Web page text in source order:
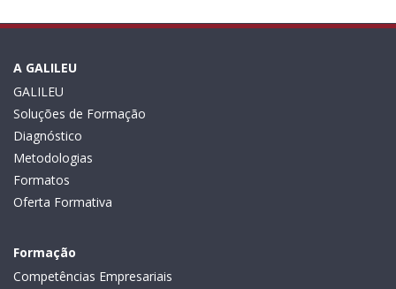
A GALILEU
GALILEU
Soluções de Formação
Diagnóstico
Metodologias
Formatos
Oferta Formativa
Formação
Competências Empresariais